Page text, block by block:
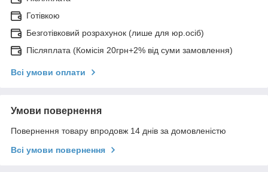
Готівкою
Безготівковий розрахунок (лише для юр.осіб)
Післяплата (Комісія 20грн+2% від суми замовлення)
Всі умови оплати
Умови повернення
Повернення товару впродовж 14 днів за домовленістю
Всі умови повернення